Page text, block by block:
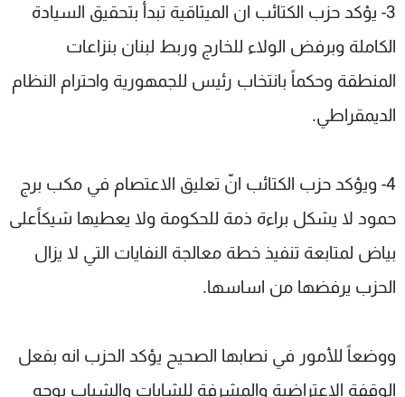
3- يؤكد حزب الكتائب ان الميثاقية تبدأ بتحقيق السيادة
الكاملة وبرفض الولاء للخارج وربط لبنان بنزاعات
المنطقة وحكماً بانتخاب رئيس للجمهورية واحترام النظام
الديمقراطي.
4- ويؤكد حزب الكتائب انّ تعليق الاعتصام في مكب برج
حمود لا يشكل براءة ذمة للحكومة ولا يعطيها شيكاًعلى
بياض لمتابعة تنفيذ خطة معالجة النفايات التي لا يزال
الحزب يرفضها من اساسها.
ووضعاً للأمور في نصابها الصحيح يؤكد الحزب انه بفعل
الوقفة الاعتراضية والمشرفة للشابات والشباب بوجه